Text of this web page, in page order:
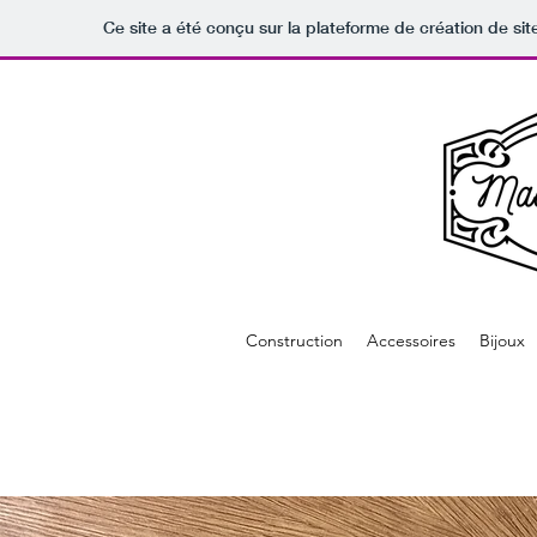
Ce site a été conçu sur la plateforme de création de
Construction Accessoires Bijoux